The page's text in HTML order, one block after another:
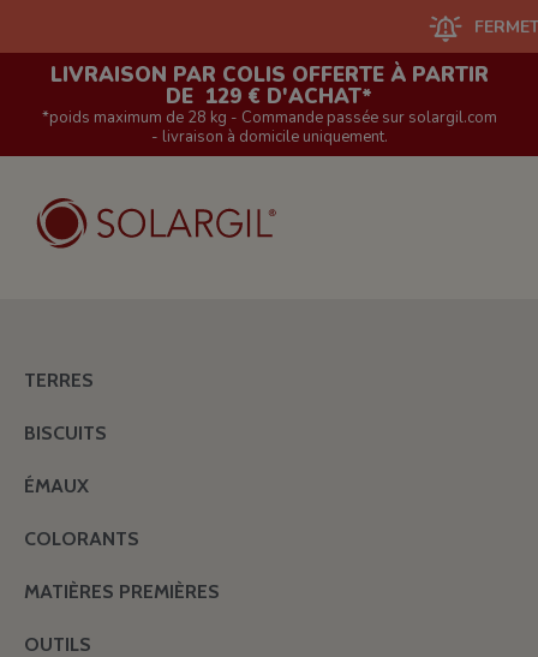
FERMETURE
LIVRAISON PAR COLIS OFFERTE À PARTIR
DE 129 € D'ACHAT*
*poids maximum de 28 kg - Commande passée sur solargil.com
- livraison à domicile uniquement.
TERRES
BISCUITS
ÉMAUX
COLORANTS
MATIÈRES PREMIÈRES
OUTILS